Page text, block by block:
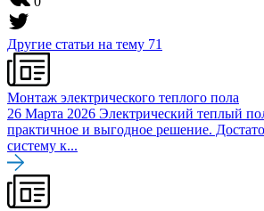
Другие статьи на тему 71
Монтаж электрического теплого пола
26 Марта 2026 Электрический теплый
практичное и выгодное решение.
систему к...